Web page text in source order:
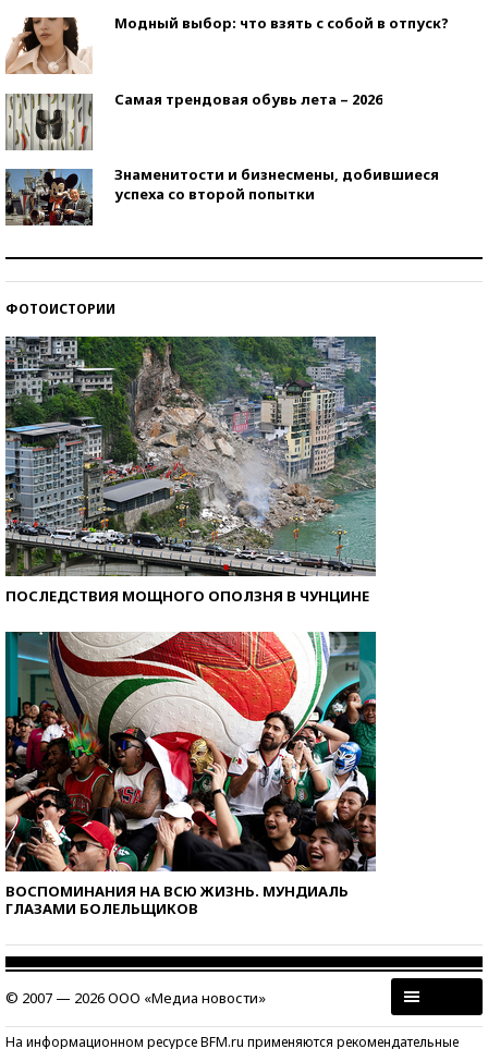
Модный выбор: что взять с собой в отпуск?
Самая трендовая обувь лета – 2026
Знаменитости и бизнесмены, добившиеся
успеха со второй попытки
ФОТОИСТОРИИ
ПОСЛЕДСТВИЯ МОЩНОГО ОПОЛЗНЯ В ЧУНЦИНЕ
ВОСПОМИНАНИЯ НА ВСЮ ЖИЗНЬ. МУНДИАЛЬ
ГЛАЗАМИ БОЛЕЛЬЩИКОВ
© 2007 — 2026 ООО «Медиа новости»
На информационном ресурсе BFM.ru применяются рекомендательные